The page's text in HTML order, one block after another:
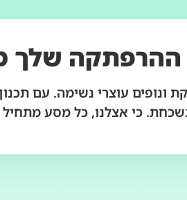
ההרפתקה שלך
ונופים עוצרי נשימה. עם
כי אצלנו, כל מסע מתחיל